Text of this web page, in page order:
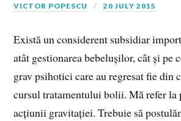
VICTOR POPESCU 20 JULY 2015
Există un considerent subsidiar
atât gestionarea bebelușilor, cât și pe
grav psihotici care au regresat fie din
cursul tratamentului bolii. Mă refer la
acțiunii gravitației. Trebuie să